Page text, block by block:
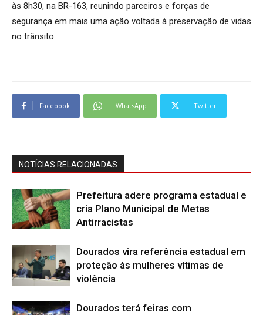
às 8h30, na BR-163, reunindo parceiros e forças de
segurança em mais uma ação voltada à preservação de vidas
no trânsito.
Facebook WhatsApp Twitter
NOTÍCIAS RELACIONADAS
Prefeitura adere programa estadual e
cria Plano Municipal de Metas
Antirracistas
Dourados vira referência estadual em
proteção às mulheres vítimas de
violência
Dourados terá feiras com